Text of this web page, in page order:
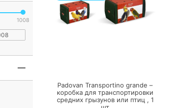
1008
Padovan Transportino grande –
коробка для транспортировки
средних грызунов или птиц , 1